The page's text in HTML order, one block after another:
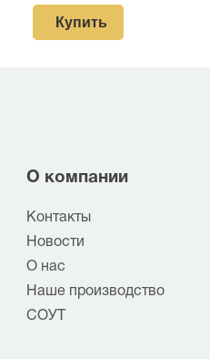
Купить
О компании
Контакты
Новости
О нас
Наше производство
СОУТ